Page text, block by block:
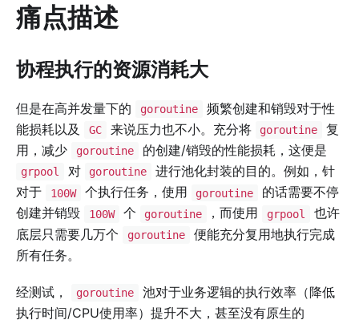
痛点描述
协程执行的资源消耗大
但是在高并发量下的 goroutine
频繁创建和销毁对于性
能损耗以及
GC 来说压力也不小。充分将 goroutine
复
用，减少
goroutine 的创建/销毁的性能损耗，这便是
grpool 对 goroutine
进行池化封装的目的。例如，针
对于
100W 个执行任务，使用 goroutine
的话需要不停
创建并销毁
100W 个 goroutine ，而使用 grpool
也许
底层只需要几万个
goroutine
便能充分复用地执行完成
所有任务。
经测试， goroutine
池对于业务逻辑的执行效率（降低
执行时间/CPU使用率）提升不大，甚至没有原生的